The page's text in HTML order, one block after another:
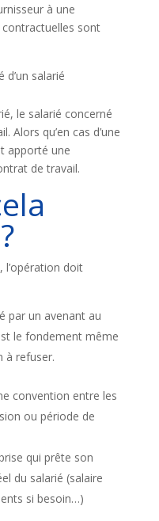
à une
sont
salarié
le salarié concerné
Alors qu’en cas d’une
apporté une
de travail.
l’opération doit
par un avenant au
le fondement même
à refuser.
convention entre les
ou période de
qui prête son
du salarié (salaire
si besoin…)